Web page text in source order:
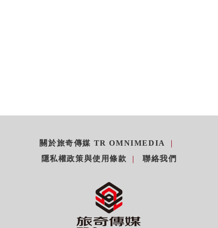
關於旅奇傳媒 TR OMNIMEDIA
隱私權政策與使用條款
聯絡我們